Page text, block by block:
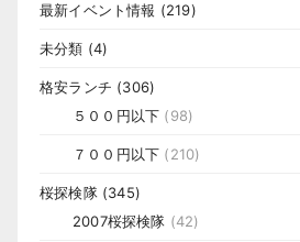
最新イベント情報 (219)
未分類 (4)
格安ランチ (306)
５００円以下 (98)
７００円以下 (210)
桜探検隊(345)
2007桜探検隊 (42)